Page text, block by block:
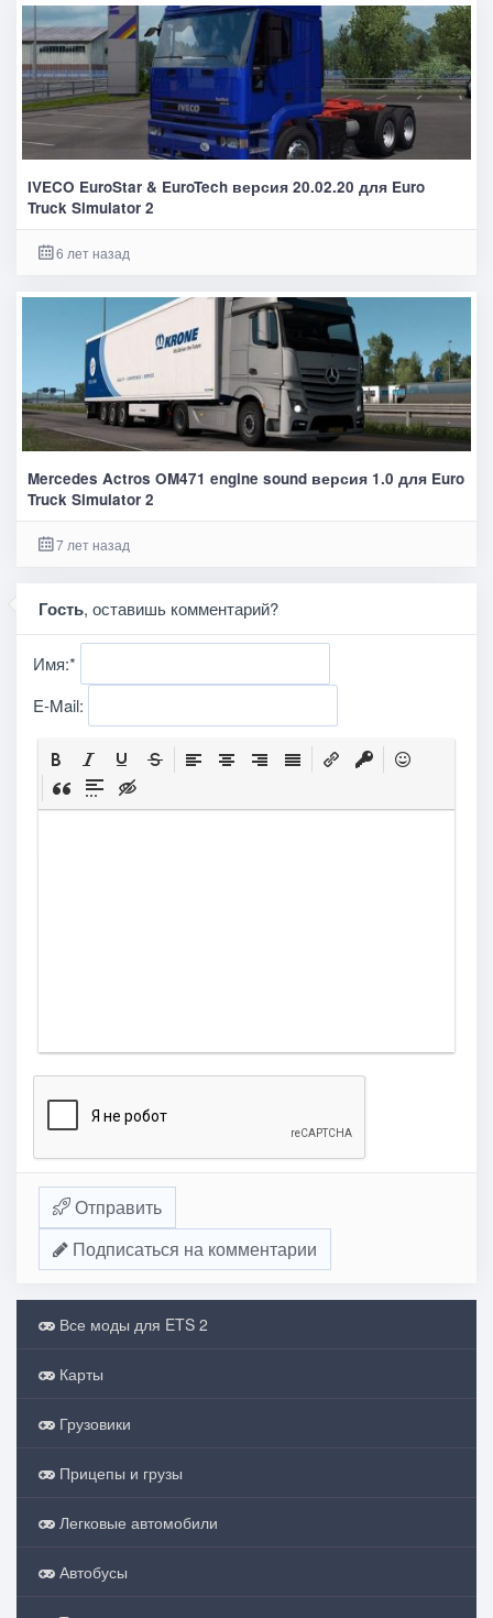
IVECO EuroStar & EuroTech версия 20.02.20 для Euro
Truck Simulator 2
6 лет назад
Mercedes Actros OM471 engine sound версия 1.0 для Euro
Truck Simulator 2
7 лет назад
Гость, оставишь комментарий?
Имя:*
E-Mail:
Отправить
Подписаться на комментарии
Все моды для ETS 2
Карты
Грузовики
Прицепы и грузы
Легковые автомобили
Автобусы